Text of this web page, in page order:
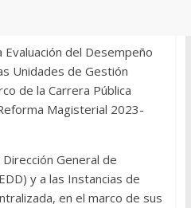
Evaluación del Desempeño
Unidades de Gestión
de la Carrera Pública
Magisterial 2023-
Dirección General de
y a las Instancias de
en el marco de sus